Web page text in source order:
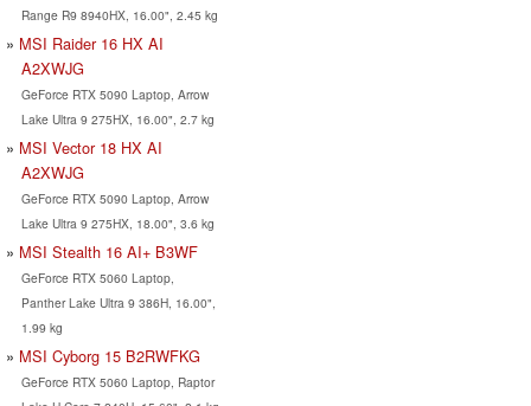
Range R9 8940HX, 16.00", 2.45 kg
MSI Raider 16 HX AI
A2XWJG
GeForce RTX 5090 Laptop, Arrow
Lake Ultra 9 275HX, 16.00", 2.7 kg
MSI Vector 18 HX AI
A2XWJG
GeForce RTX 5090 Laptop, Arrow
Lake Ultra 9 275HX, 18.00", 3.6 kg
MSI Stealth 16 AI+ B3WF
GeForce RTX 5060 Laptop,
Panther Lake Ultra 9 386H, 16.00",
1.99 kg
MSI Cyborg 15 B2RWFKG
GeForce RTX 5060 Laptop, Raptor